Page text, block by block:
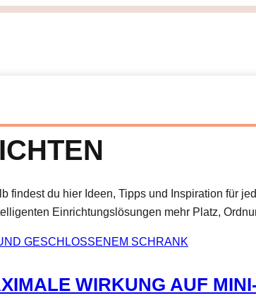
du hier Ideen, Tipps und Inspiration für
Einrichtungslösungen mehr Platz,
WIRKUNG AUF